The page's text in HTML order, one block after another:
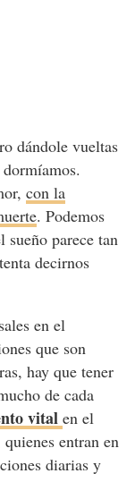
dándole vueltas
con la
. Podemos
sueño parece tan
decirnos
en el
que son
hay que tener
de cada
vital en el
entran en
diarias y